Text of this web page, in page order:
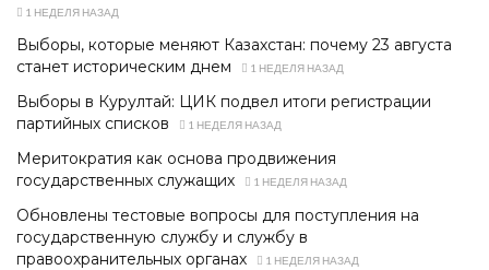
1 НЕДЕЛЯ НАЗАД
Выборы, которые меняют Казахстан: почему 23 августа
станет историческим днем
1 НЕДЕЛЯ НАЗАД
Выборы в Курултай: ЦИК подвел итоги регистрации
партийных списков
1 НЕДЕЛЯ НАЗАД
Меритократия как основа продвижения
государственных служащих
1 НЕДЕЛЯ НАЗАД
Обновлены тестовые вопросы для поступления на
государственную службу и службу в
правоохранительных органах
1 НЕДЕЛЯ НАЗАД